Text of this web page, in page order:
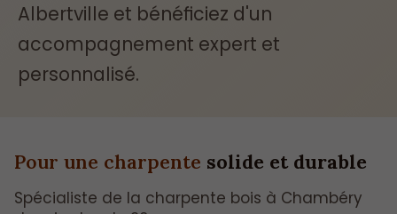
Albertville et bénéficiez d'un
accompagnement expert et
personnalisé.
Pour une charpente solide et durable
Spécialiste de la charpente bois à Chambéry